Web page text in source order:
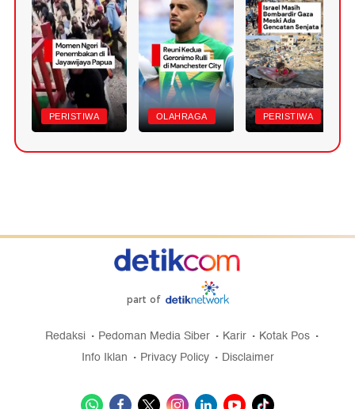
PERISTIWA OLAHRAGA PERISTIWA
part of
Redaksi Pedoman Media Siber Karir
Kotak Pos
Info Iklan
Privacy Policy Disclaimer